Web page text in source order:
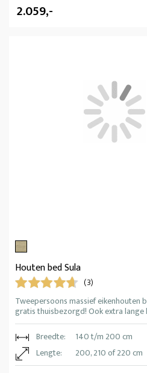
2.059,-
Houten bed Sula
(3)
Tweepersoons massief eikenhouten
gratis thuisbezorgd! Ook extra
Breedte:
140 t/m 200 cm
Lengte:
200, 210 of 220 cm